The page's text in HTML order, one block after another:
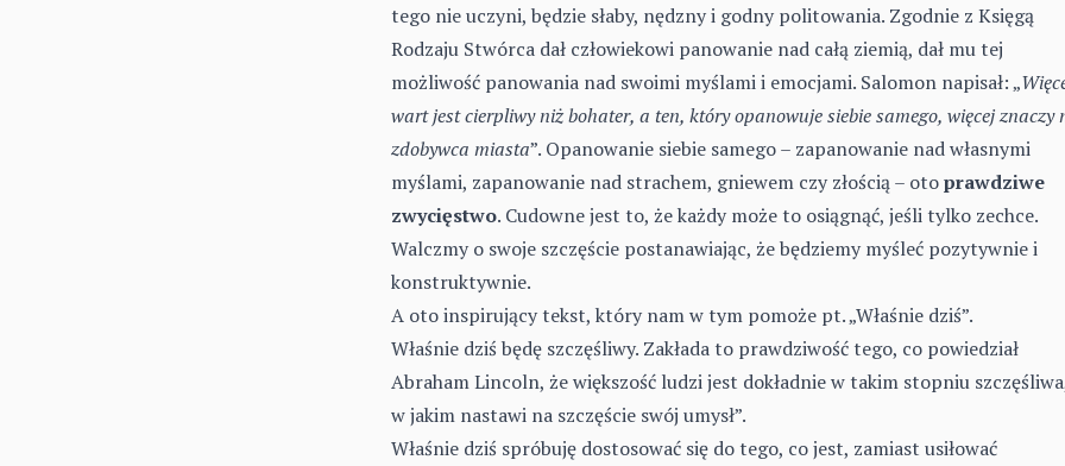
tego nie uczyni, będzie słaby, nędzny i godny politowania. Zgodnie z Księgą
Rodzaju Stwórca dał człowiekowi panowanie nad całą ziemią, dał mu tej
możliwość panowania nad swoimi myślami i emocjami. Salomon napisał: „
wart jest cierpliwy niż bohater, a ten, który opanowuje siebie samego, więcej znaczy
zdobywca miasta”. Opanowanie siebie samego – zapanowanie nad własnymi
myślami, zapanowanie nad strachem, gniewem czy złością – otoprawdziwe
zwycięstwo. Cudowne jest to, że każdy może to osiągnąć, jeśli tylko zechce.
Walczmy o swoje szczęście postanawiając, że będziemy myśleć pozytywnie i
konstruktywnie.
A oto inspirujący tekst, który nam w tym pomoże pt. „Właśnie dziś”.
Właśnie dziś będę szczęśliwy. Zakłada to prawdziwość tego, co powiedział
Abraham Lincoln, że większość ludzi jest dokładnie w takim stopniu
w jakim nastawi na szczęście swój umysł”.
Właśnie dziś spróbuję dostosować się do tego, co jest, zamiast usiłować